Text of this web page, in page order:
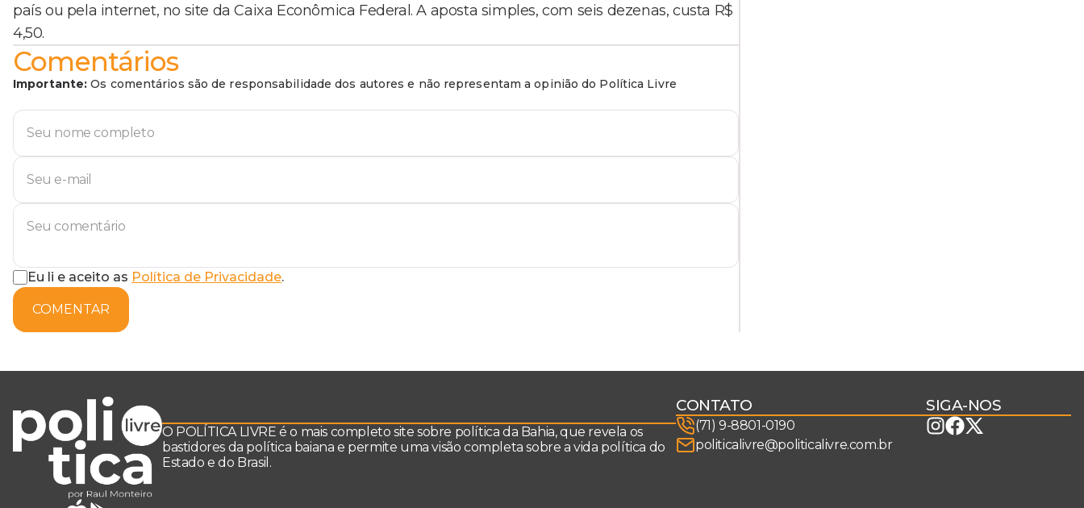
país ou pela internet, no site da Caixa Econômica Federal. A aposta simples, com seis dezenas, custa R$
4,50.
Comentários
Importante: Os comentários são de responsabilidade dos autores e não representam a opinião do Política Livre
Eu li e aceito as Política de Privacidade.
COMENTAR
O POLÍTICA LIVRE é o mais completo site sobre política da Bahia, que revela os
bastidores da política baiana e permite uma visão completa sobre a vida política do
Estado e do Brasil.
CONTATO
(71) 9-8801-0190
politicalivre@politicalivre.com.br
SIGA-NOS